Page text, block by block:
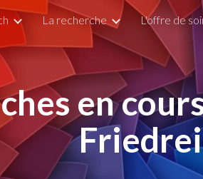
to main content
La recherche L'offre de
en